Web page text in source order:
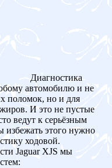
Диагностика
автомобилю и не
поломок, но и для
И это не пустые
ведут к серьёзным
избежать этого нужно
ходовой.
Jaguar XJS мы